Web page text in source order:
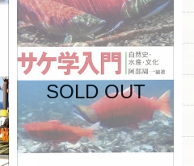
SOLD OUT